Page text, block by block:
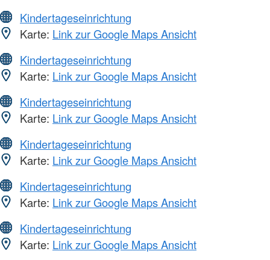
Kindertageseinrichtung
Karte: Link zur Google Maps Ansicht
Kindertageseinrichtung
Karte: Link zur Google Maps Ansicht
Kindertageseinrichtung
Karte: Link zur Google Maps Ansicht
Kindertageseinrichtung
Karte: Link zur Google Maps Ansicht
Kindertageseinrichtung
Karte: Link zur Google Maps Ansicht
Kindertageseinrichtung
Karte: Link zur Google Maps Ansicht